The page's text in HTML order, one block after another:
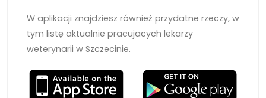
W aplikacji znajdziesz również przydatne rzeczy, w
tym listę aktualnie pracujacych lekarzy
weterynarii w Szczecinie.